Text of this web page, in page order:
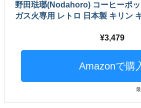
野田琺瑯(Nodahoro) コーヒーポ
ガス火専用 レトロ 日本製 キリン
3,479